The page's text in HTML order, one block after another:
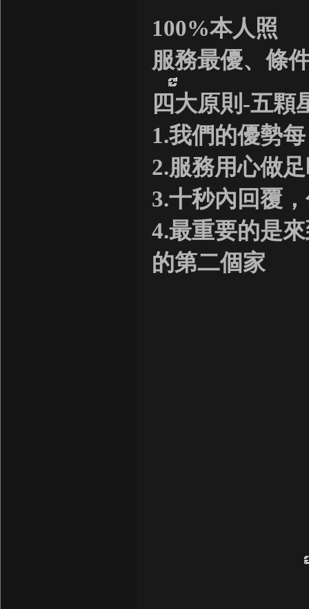
100%本人照
服務最優、條
四大原則-五顆
1.我們的優勢
2.服務用心做
3.十秒內回覆
4.最重要的是
的第二個家